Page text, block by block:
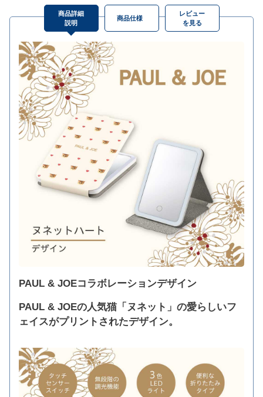
商品詳細
説明
PAUL & JOEコラボレーションデザイン
PAUL & JOEの人気猫「ヌネット」の愛らしいフ
ェイスがプリントされたデザイン。
商品仕様
レビュー
を見る